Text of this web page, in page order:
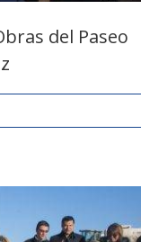
del Paseo